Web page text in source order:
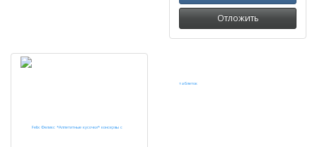
Отложить